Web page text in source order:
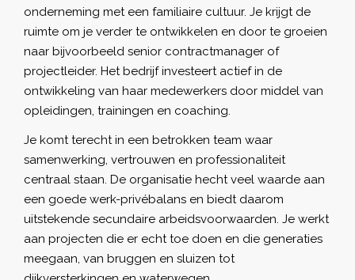
onderneming met een familiaire cultuur. Je krijgt de
ruimte om je verder te ontwikkelen en door te groeien
naar bijvoorbeeld senior contractmanager of
projectleider. Het bedrijf investeert actief in de
ontwikkeling van haar medewerkers door middel van
opleidingen, trainingen en coaching.
Je komt terecht in een betrokken team waar
samenwerking, vertrouwen en professionaliteit
centraal staan. De organisatie hecht veel waarde aan
een goede werk-privébalans en biedt daarom
uitstekende secundaire arbeidsvoorwaarden. Je werkt
aan projecten die er echt toe doen en die generaties
meegaan, van bruggen en sluizen tot